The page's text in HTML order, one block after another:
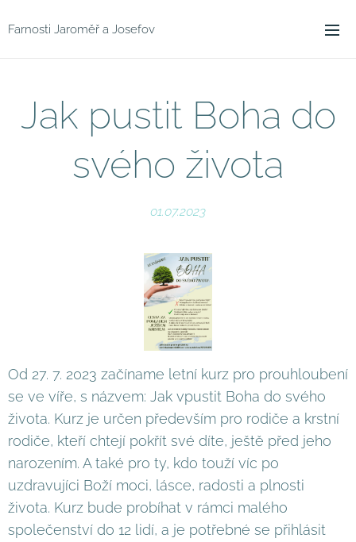
Farnosti Jaroměř a Josefov
Jak pustit Boha do
svého života
01.07.2023
Od 27. 7. 2023 začíname letní kurz pro prouhloubení
se ve víře, s názvem: Jak vpustit Boha do svého
života. Kurz je určen především pro rodiče a krstní
rodiče, kteří chtejí pokřít své díte, ještě před jeho
narozením. A také pro ty, kdo touží víc po
uzdravujíci Boží moci, lásce, radosti a plnosti
života. Kurz bude probíhat v rámci malého
společenství do 12 lidí, a je potřebné se přihlásit